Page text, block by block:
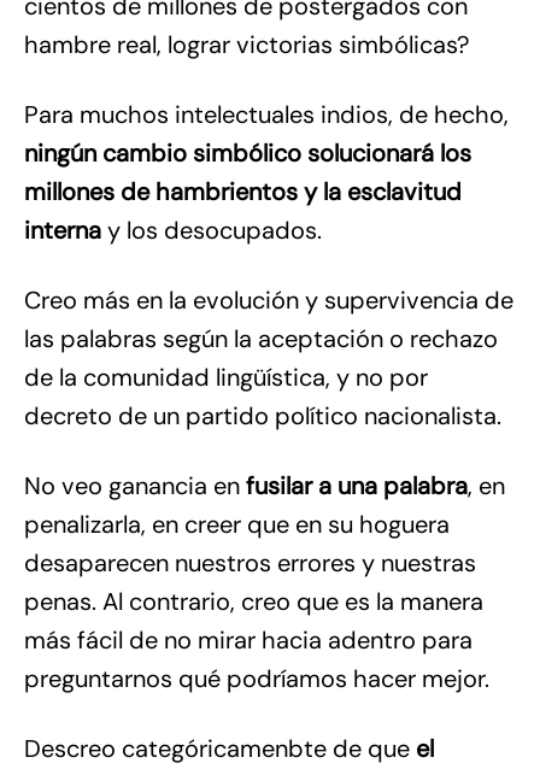
hambre real, lograr victorias simbólicas?
Para muchos intelectuales indios, de hecho,
ningún cambio simbólico solucionará los
millones de hambrientos y la esclavitud
internay los desocupados.
Creo más en la evolución y supervivencia de
las palabras según la aceptación o rechazo
de la comunidad lingüística, y no por
decreto de un partido político nacionalista.
No veo ganancia enfusilar a una palabra, en
penalizarla, en creer que en su hoguera
desaparecen nuestros errores y nuestras
penas. Al contrario, creo que es la manera
más fácil de no mirar hacia adentro para
preguntarnos qué podríamos hacer mejor.
Descreo categóricamenbte de que el